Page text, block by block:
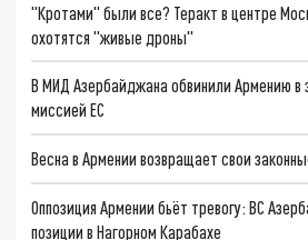
"Кротами" были все? Теракт в центре
охотятся "живые дроны"
В МИД Азербайджана обвинили Армению в
миссией ЕС
Весна в Армении возвращает свои
Оппозиция Армении бьёт тревогу: ВС
позиции в Нагорном Карабахе